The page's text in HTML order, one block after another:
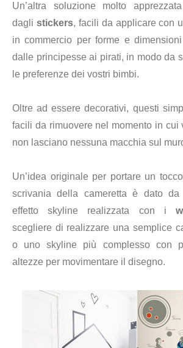
Un’altra soluzione molto
dagli stickers, facili da applicare con
in commercio per forme e
dalle principesse ai pirati, in modo da
le preferenze dei vostri bimbi.
Oltre ad essere decorativi, questi
facili da rimuovere nel momento in cui
non lasciano nessuna macchia sul
Un’idea originale per portare un
scrivania della cameretta è dato da
effetto skyline realizzata con i
scegliere di realizzare una semplice
o uno skyline più complesso con
altezze per movimentare il disegno.